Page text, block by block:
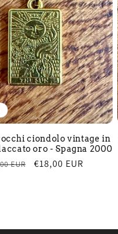
ciondolo vintage in
oro - Spagna 2000
EUR
Prezzo
€18,00 EUR